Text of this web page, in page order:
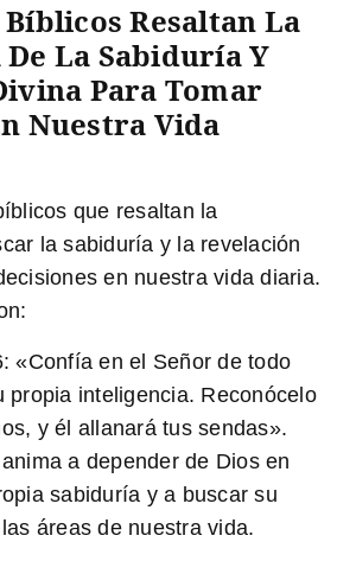
Resaltan La
La Sabiduría Y
Para Tomar
Nuestra Vida
que resaltan la
la sabiduría y la revelación
en nuestra vida diaria.
«Confía en el Señor de todo
propia inteligencia. Reconócelo
y él allanará tus sendas».
a depender de Dios en
sabiduría y a buscar su
áreas de nuestra vida.